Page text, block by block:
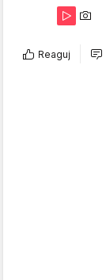
Reaguj